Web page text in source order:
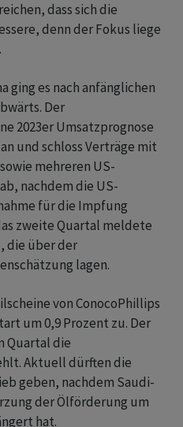
dass sich die
denn der Fokus liege
ging es nach anfänglichen
Der
2023er Umsatzprognose
und schloss Verträge mit
mehreren US-
nachdem die US-
für die Impfung
zweite Quartal meldete
die über der
lagen.
von ConocoPhillips
um 0,9 Prozent zu. Der
Quartal die
Aktuell dürften die
geben, nachdem Saudi-
der Ölförderung um
hat.